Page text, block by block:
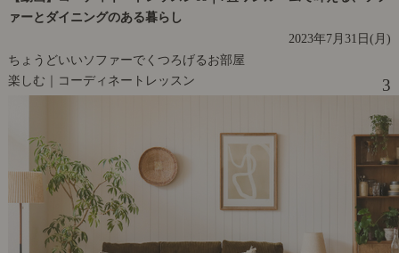
ァーとダイニングのある暮らし
2023年7月31日(月)
ちょうどいいソファーでくつろげるお部屋
楽しむ｜コーディネートレッスン
3